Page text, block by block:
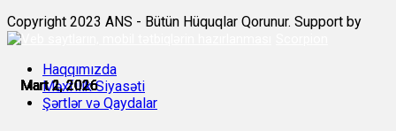
Mart 1, 2026
Mart 1, 2026
Mart 2, 2026
Mart 2, 2026
Mart 2, 2026
Mart 2, 2026
Copyright 2023 ANS - Bütün Hüquqlar Qorunur. Support by
Haqqımızda
Məxfilik Siyasəti
Şərtlər və Qaydalar